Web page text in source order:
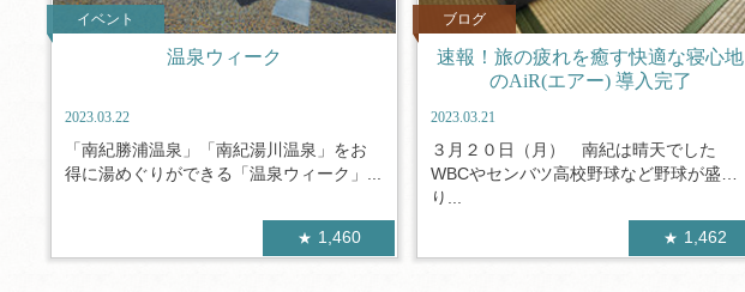
イベント
温泉ウィーク
2023.03.22
「南紀勝浦温泉」「南紀湯川温泉」をお
得に湯めぐりができる「温泉ウィーク」...
1,460
ブログ
速報！旅の疲れを癒す快適な寝心地
のAiR(エアー) 導入完了
2023.03.21
３月２０日（月） 南紀は晴天でした
WBCやセンバツ高校野球など野球が盛
り...
1,462